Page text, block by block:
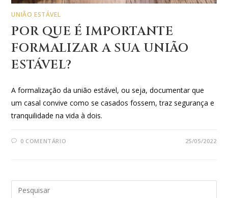
UNIÃO ESTÁVEL
POR QUE É IMPORTANTE
FORMALIZAR A SUA UNIÃO
ESTÁVEL?
A formalização da união estável, ou seja, documentar que
um casal convive como se casados fossem, traz segurança e
tranquilidade na vida à dois.
0 COMENTÁRIO 25/05/2022